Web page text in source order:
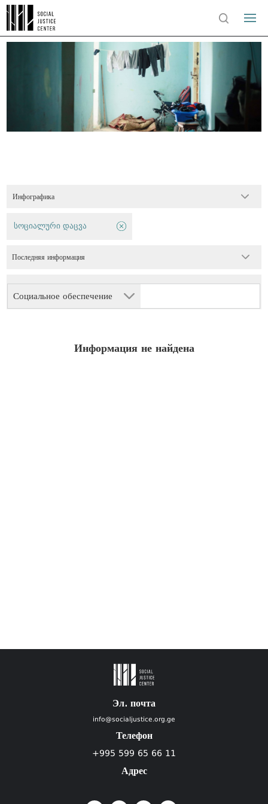
Инфографика
Социальное обеспечение
სოციალური დაცვა
Последняя информация
Информация не найдена
Эл. почта
info@socialjustice.org.ge
Телефон
+995 599 65 66 11
Адрес